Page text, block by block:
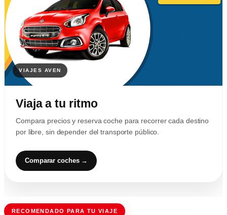
Viaja a tu ritmo
Compara precios y reserva coche para recorrer cada destino
por libre, sin depender del transporte público.
Comparar coches →
RECOMENDADO PARA TU VIAJE